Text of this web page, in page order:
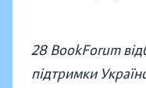
28 BookForum
підтримки